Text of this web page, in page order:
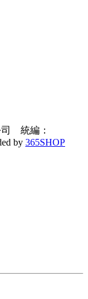
司 統編：
by 365SHOP